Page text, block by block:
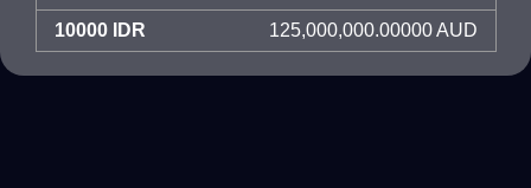
10000 IDR 125,000,000.00000 AUD